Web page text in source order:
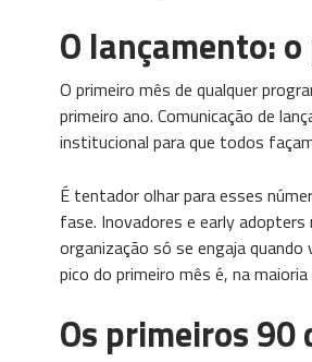
O lançamento:
O primeiro mês de qualquer
primeiro ano. Comunicação de
institucional para que todos
É tentador olhar para esses
fase. Inovadores e early
organização só se engaja
pico do primeiro mês é, na
Os primeiros 90